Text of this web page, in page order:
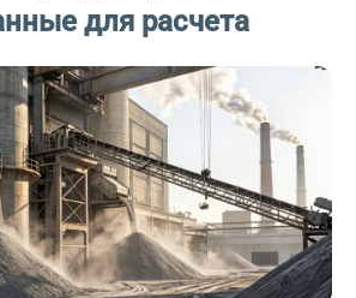
для расчета